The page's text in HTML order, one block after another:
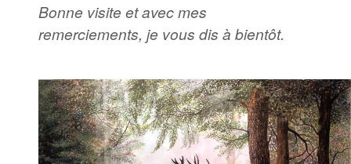
Bonne visite et avec mes
remerciements, je vous dis à bientôt.